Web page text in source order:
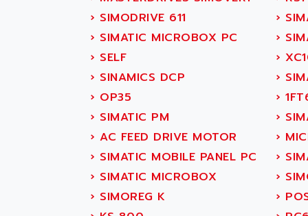
ABASK
ABB
ABB AS ROBOTIC
ABB REPAIR DEPT
ABB ROBOTICS
ABC VISION
ABD
ABG
ABL
ABL SURSUM
ABLE SYSTEMS
› SIMODRIVE 611 ›
› SIMATIC MICROBOX PC ›
› SELF ›
› SINAMICS DCP ›
› OP35 ›
› SIMATIC PM ›
› AC FEED DRIVE MOTOR ›
› SIMATIC MOBILE PANEL PC ›
› SIMATIC MICROBOX ›
› SIMOREG K ›